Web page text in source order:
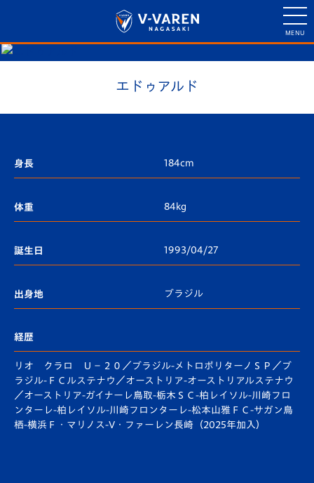
エドゥアルド
身長 184cm
体重 84kg
誕生日 1993/04/27
出身地 ブラジル
経歴
リオ クラロ Ｕ－２０／ブラジル-メトロポリターノＳＰ／ブ
ラジル-ＦＣルステナウ／オーストリア-オーストリアルステナウ
／オーストリア-ガイナーレ鳥取-栃木ＳＣ-柏レイソル-川崎フロ
ンターレ-柏レイソル-川崎フロンターレ-松本山雅ＦＣ-サガン鳥
栖-横浜Ｆ・マリノス-V・ファーレン長崎（2025年加入）